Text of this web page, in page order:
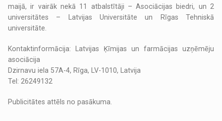
maijā, ir vairāk nekā 11 atbalstītāji – Asociācijas biedri, un 2
universitātes – Latvijas Universitāte un Rīgas Tehniskā
universitāte.
Kontaktinformācija: Latvijas Ķīmijas un farmācijas uzņēmēju
asociācija
Dzirnavu iela 57A-4, Rīga, LV-1010, Latvija
Tel: 26249132
Publicitātes attēls no pasākuma.